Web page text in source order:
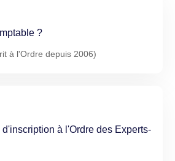
?
à l'Ordre depuis 2006)
à l'Ordre des Experts-